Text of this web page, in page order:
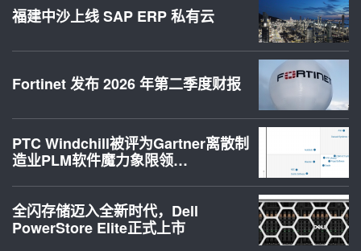
福建中沙上线 SAP ERP 私有云
Fortinet 发布 2026 年第二季度财报
PTC Windchill被评为Gartner离散制
造业PLM软件魔力象限领…
全闪存储迈入全新时代，Dell
PowerStore Elite正式上市